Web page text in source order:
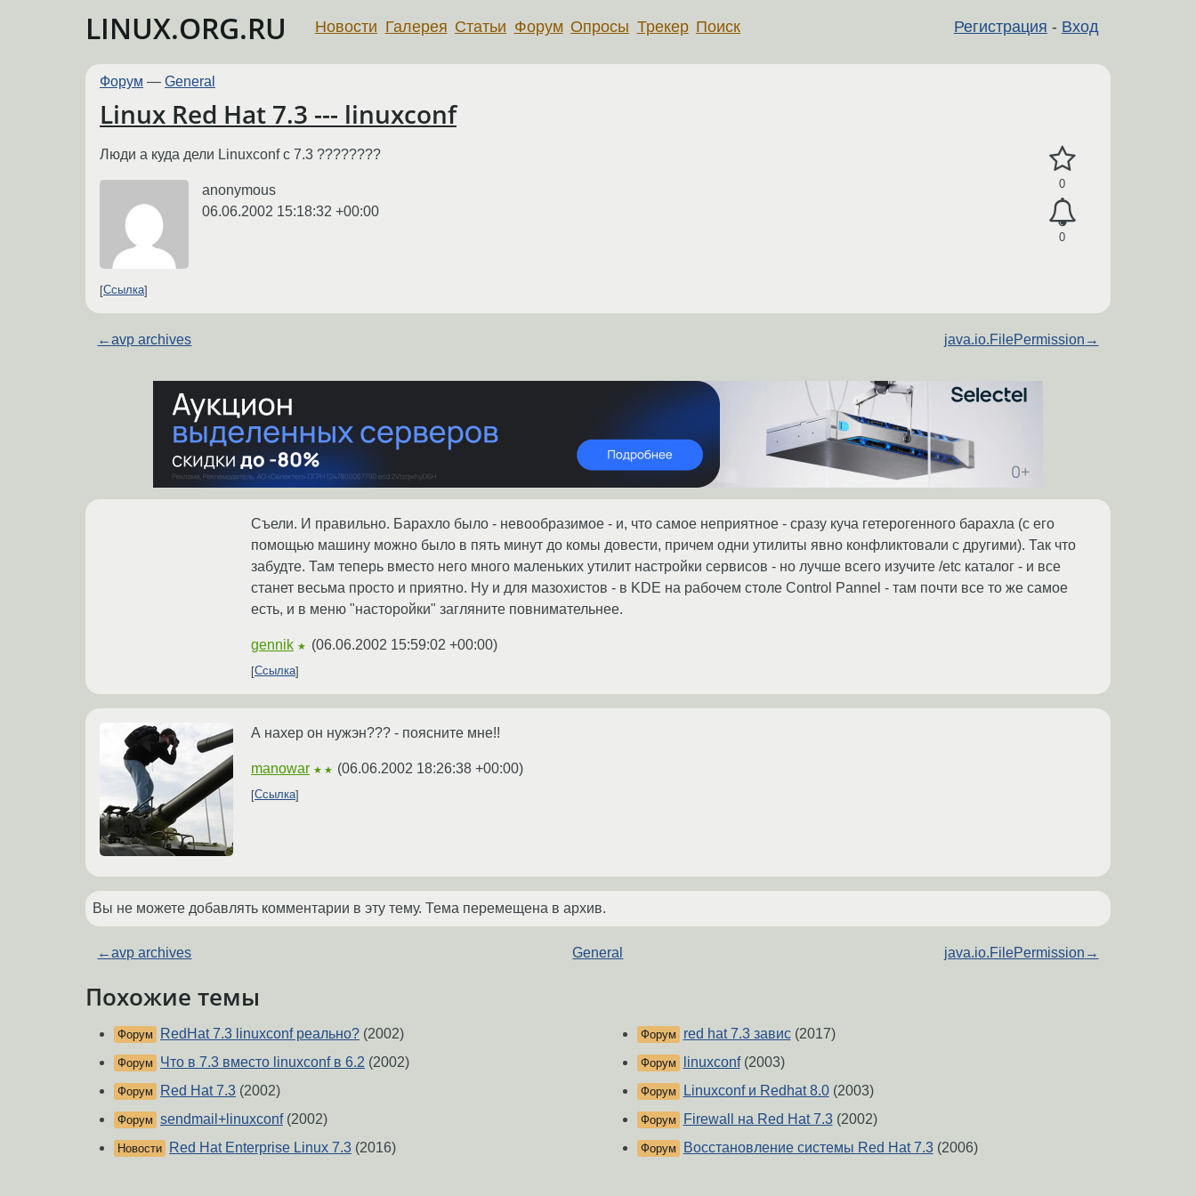
LINUX.ORG.RU Регистрация - Вход
Новости Галерея Статьи Форум Опросы Трекер Поиск
Форум — General
Linux Red Hat 7.3 --- linuxconf
0
0
Люди а куда дели Linuxconf с 7.3 ????????
anonymous
06.06.2002 15:18:32 +00:00
Ссылка
←avp archives java.io.FilePermission →
Съели. И правильно. Барахло было - невообразимое - и, что самое неприятное - сразу куча гетерогенного барахла (с его
помощью машину можно было в пять минут до комы довести, причем одни утилиты явно конфликтовали с другими). Так что
забудте. Там теперь вместо него много маленьких утилит настройки сервисов - но лучше всего изучите /etc каталог - и все
станет весьма просто и приятно. Ну и для мазохистов - в KDE на рабочем столе Control Pannel - там почти все то же самое
есть, и в меню "насторойки" загляните повнимательнее.
gennik ★ (06.06.2002 15:59:02 +00:00)
Ссылка
А нахер он нужэн??? - поясните мне!!
manowar ★★ (06.06.2002 18:26:38 +00:00)
Ссылка
Вы не можете добавлять комментарии в эту тему. Тема перемещена в архив.
←avp archives General java.io.FilePermission →
Похожие темы
Форум RedHat 7.3 linuxconf реально? (2002)
Форум Что в 7.3 вместо linuxconf в 6.2 (2002)
Форум Red Hat 7.3 (2002)
Форум sendmail+linuxconf(2002)
Новости Red Hat Enterprise Linux 7.3 (2016)
Форум red hat 7.3 завис(2017)
Форум linuxconf(2003)
Форум Linuxconf и Redhat 8.0(2003)
Форум Firewall на Red Hat 7.3(2002)
Форум Восстановление системы Red Hat 7.3(2006)